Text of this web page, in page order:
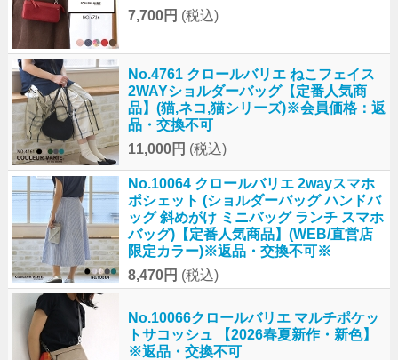
7,700円 (税込)
No.4761 クロールバリエ ねこフェイス
2WAYショルダーバッグ【定番人気商
品】(猫,ネコ,猫シリーズ)※会員価格：返
品・交換不可
11,000円 (税込)
No.10064 クロールバリエ 2wayスマホ
ポシェット (ショルダーバッグ ハンドバ
ッグ 斜めがけ ミニバッグ ランチ スマホ
バッグ)【定番人気商品】(WEB/直営店
限定カラー)※返品・交換不可※
8,470円 (税込)
No.10066クロールバリエ マルチポケッ
トサコッシュ 【2026春夏新作・新色】
※返品・交換不可